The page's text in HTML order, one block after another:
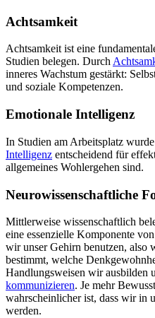
Achtsamkeit
Achtsamkeit ist eine
Studien belegen. Durch
inneres Wachstum gestärkt:
und soziale Kompetenzen.
Emotionale Intelligenz
In Studien am Arbeitsplatz
Intelligenz entscheidend für
allgemeines Wohlergehen sind.
Neurowissenschaftliche
Mittlerweise wissenschaftlich
eine essenzielle Komponente
wir unser Gehirn benutzen, also
bestimmt, welche
Handlungsweisen wir ausbilden
kommunizieren. Je mehr
wahrscheinlicher ist, dass wir in
werden.